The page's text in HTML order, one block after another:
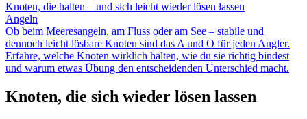
Knoten, die halten – und sich leicht wieder lösen lassen
Angeln
Ob beim Meeresangeln, am Fluss oder am See – stabile und
dennoch leicht lösbare Knoten sind das A und O für jeden Angler.
Erfahre, welche Knoten wirklich halten, wie du sie richtig bindest
und warum etwas Übung den entscheidenden Unterschied macht.
Knoten, die sich wieder lösen lassen